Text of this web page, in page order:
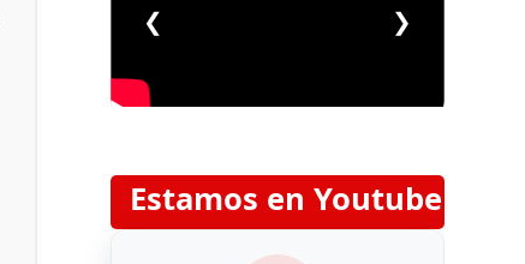
❮ ❯
Estamos en Youtube